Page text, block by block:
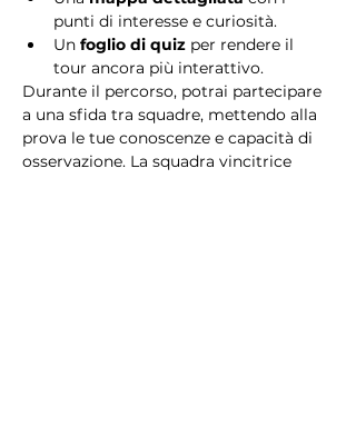
punti di interesse e curiosità.
Un foglio di quiz per rendere il
tour ancora più interattivo.
Durante il percorso, potrai partecipare
a una sfida tra squadre, mettendo alla
prova le tue conoscenze e capacità di
osservazione. La squadra vincitrice